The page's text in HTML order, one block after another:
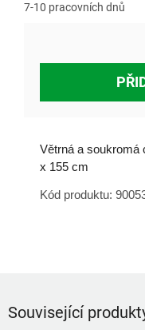
7-10 pracovních dnů
Větrná a soukromá
x 155 cm
Kód produktu:
Související